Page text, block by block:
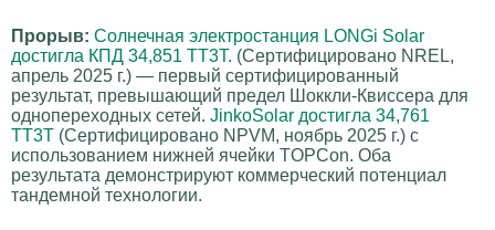
Прорыв: Солнечная электростанция LONGi Solar
достигла КПД 34,851 ТТ3Т. (Сертифицировано NREL,
апрель 2025 г.) — первый сертифицированный
результат, превышающий предел Шоккли-Квиссера для
однопереходных сетей. JinkoSolar достигла 34,761
ТТ3Т (Сертифицировано NPVM, ноябрь 2025 г.) с
использованием нижней ячейки TOPCon. Оба
результата демонстрируют коммерческий потенциал
тандемной технологии.